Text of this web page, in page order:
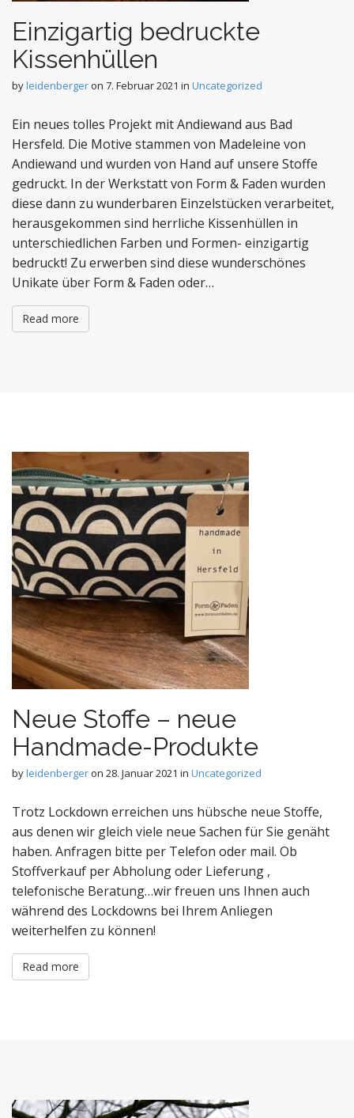
Einzigartig bedruckte
Kissenhüllen
byleidenbergeron 7. Februar 2021 in Uncategorized
Ein neues tolles Projekt mit Andiewand aus Bad
Hersfeld. Die Motive stammen von Madeleine von
Andiewand und wurden von Hand auf unsere Stoffe
gedruckt. In der Werkstatt von Form & Faden wurden
diese dann zu wunderbaren Einzelstücken verarbeitet,
herausgekommen sind herrliche Kissenhüllen in
unterschiedlichen Farben und Formen- einzigartig
bedruckt! Zu erwerben sind diese wunderschönes
Unikate über Form & Faden oder…
Read more
Neue Stoffe – neue
Handmade-Produkte
byleidenbergeron 28. Januar 2021 in Uncategorized
Trotz Lockdown erreichen uns hübsche neue Stoffe,
aus denen wir gleich viele neue Sachen für Sie genäht
haben. Anfragen bitte per Telefon oder mail. Ob
Stoffverkauf per Abholung oder Lieferung ,
telefonische Beratung…wir freuen uns Ihnen auch
während des Lockdowns bei Ihrem Anliegen
weiterhelfen zu können!
Read more